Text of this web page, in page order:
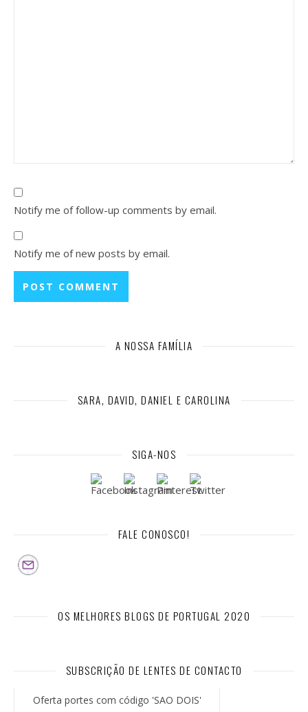
Notify me of follow-up comments by email.
Notify me of new posts by email.
A NOSSA FAMÍLIA
SARA, DAVID, DANIEL E CAROLINA
SIGA-NOS
FALE CONOSCO!
OS MELHORES BLOGS DE PORTUGAL 2020
SUBSCRIÇÃO DE LENTES DE CONTACTO
Oferta portes com código 'SAO DOIS'